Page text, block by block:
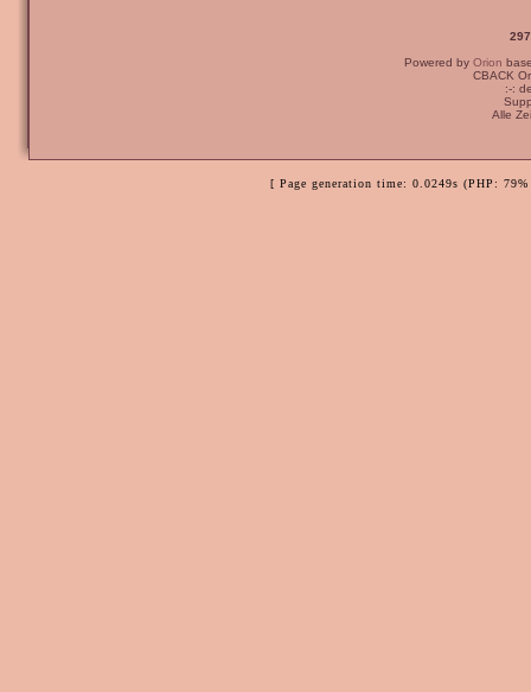
Powered by Orion
CBACK
:-:
Alle
[ Page generation time: 0.0249s (PHP: